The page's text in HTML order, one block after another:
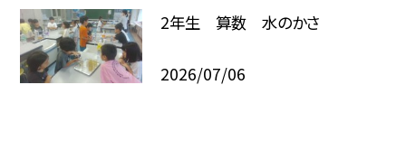
2年生 算数 水のかさ
2026/07/06